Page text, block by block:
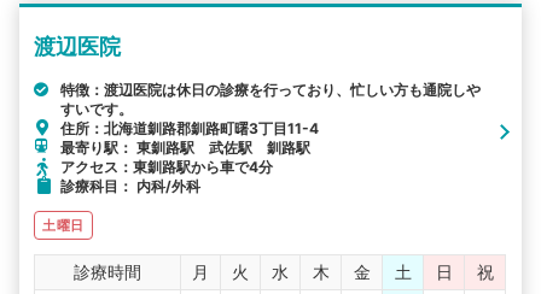
その他の検索方法
駅から探す
渡辺医院
特徴：渡辺医院は休日の診療を行っており、忙しい方も通院しや
すいです。
住所：北海道釧路郡釧路町曙3丁目11-4
最寄り駅： 東釧路駅 武佐駅 釧路駅
アクセス：東釧路駅から車で4分
診療科目： 内科/外科
土曜日
診療時間 月 火 水 木 金 土 日
祝